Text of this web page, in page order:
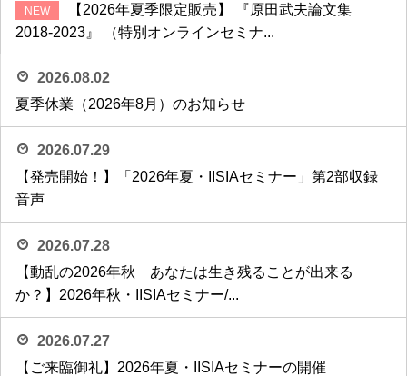
【2026年夏季限定販売】 『原田武夫論文集
2018-2023』 （特別オンラインセミナ...
2026.08.02
夏季休業（2026年8月）のお知らせ
2026.07.29
【発売開始！】「2026年夏・IISIAセミナー」第2部収録
音声
2026.07.28
【動乱の2026年秋 あなたは生き残ることが出来る
か？】2026年秋・IISIAセミナー/...
2026.07.27
【ご来臨御礼】2026年夏・IISIAセミナーの開催